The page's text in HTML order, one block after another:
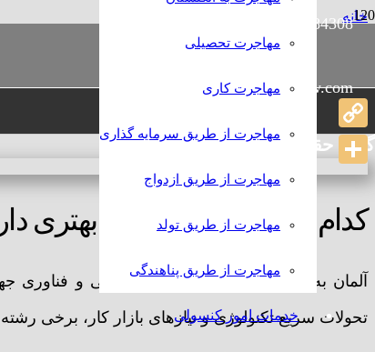
989386384308+
info@rameshlaw.com
مهاجرت تحصیلی
مهاجرت کاری
مهاجرت از طریق سرمایه گذاری
مهاجرت از طریق ازدواج
مهاجرت از طریق تولد
مهاجرت از طریق پناهندگی
خدمات امور کنسولی
گروه حقوقی و مهاجرتی رامش
خانه
مهاجرتی
بهترین رشته‌های تحصیلی در آلمان
بهترین رشته‌های تحصیلی
کدام رشته در آلمان آینده بهتری
آلمان به عنوان یکی از قطب‌های صنعتی و فناوری
تحولات سریع تکنولوژی و نیازهای بازار کار، برخی
Copy
Share